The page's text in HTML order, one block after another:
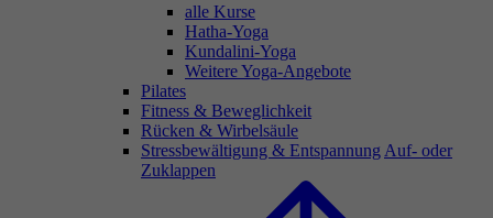
alle Kurse
Hatha-Yoga
Kundalini-Yoga
Weitere Yoga-Angebote
Pilates
Fitness & Beweglichkeit
Rücken & Wirbelsäule
Stressbewältigung & Entspannung Auf- oder
Zuklappen